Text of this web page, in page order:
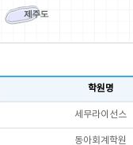
학원명
세무라이선스
동아회계학원